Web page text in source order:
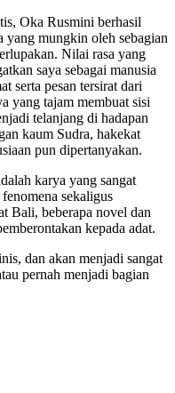
Oka Rusmini berhasil
yang mungkin oleh sebagian
Nilai rasa yang
saya sebagai manusia
serta pesan tersirat dari
yang tajam membuat sisi
telanjang di hadapan
kaum Sudra, hakekat
pun dipertanyakan.
karya yang sangat
sekaligus
Bali, beberapa novel dan
kepada adat.
dan akan menjadi sangat
pernah menjadi bagian